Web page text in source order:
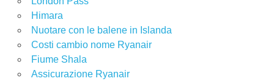
Himara
Nuotare con le balene in Islanda
Costi cambio nome Ryanair
Fiume Shala
Assicurazione Ryanair